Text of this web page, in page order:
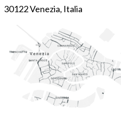
30122 Venezia, Italia